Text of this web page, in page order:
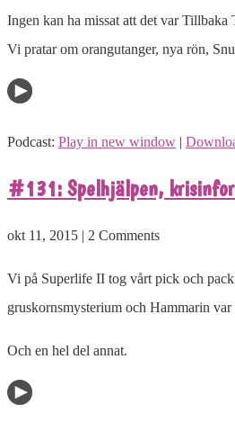
Ingen kan ha missat att det var
Vi pratar om orangutanger, nya rön,
Podcast: Play in new window |
#131: Spelhjälpen,
okt 11, 2015 | 2 Comments
Vi på Superlife II tog vårt pick och
gruskornsmysterium och Hammarin
Och en hel del annat.